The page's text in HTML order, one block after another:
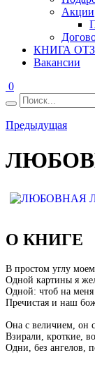
Акции
КНИГА
Вакансии
0
Предыдущая
О КНИГЕ
В простом углу
Одной картины я
Одной: чтоб на меня
Пречистая и наш
Она с величием, он
Взирали, кроткие,
Одни, без ангелов,